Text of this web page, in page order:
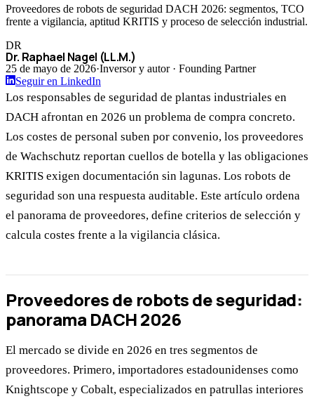
Proveedores de robots de seguridad DACH 2026: segmentos, TCO
frente a vigilancia, aptitud KRITIS y proceso de selección industrial.
DR
Dr. Raphael Nagel (LL.M.)
25 de mayo de 2026·Inversor y autor · Founding Partner
Seguir en LinkedIn
Los responsables de seguridad de plantas industriales en
DACH afrontan en 2026 un problema de compra concreto.
Los costes de personal suben por convenio, los proveedores
de Wachschutz reportan cuellos de botella y las obligaciones
KRITIS exigen documentación sin lagunas. Los robots de
seguridad son una respuesta auditable. Este artículo ordena
el panorama de proveedores, define criterios de selección y
calcula costes frente a la vigilancia clásica.
Proveedores de robots de seguridad:
panorama DACH 2026
El mercado se divide en 2026 en tres segmentos de
proveedores. Primero, importadores estadounidenses como
Knightscope y Cobalt, especializados en patrullas interiores